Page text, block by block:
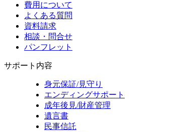
費用について
よくある質問
資料請求
相談・問合せ
パンフレット
サポート内容
身元保証/見守り
エンディングサポート
成年後見/財産管理
遺言書
民事信託